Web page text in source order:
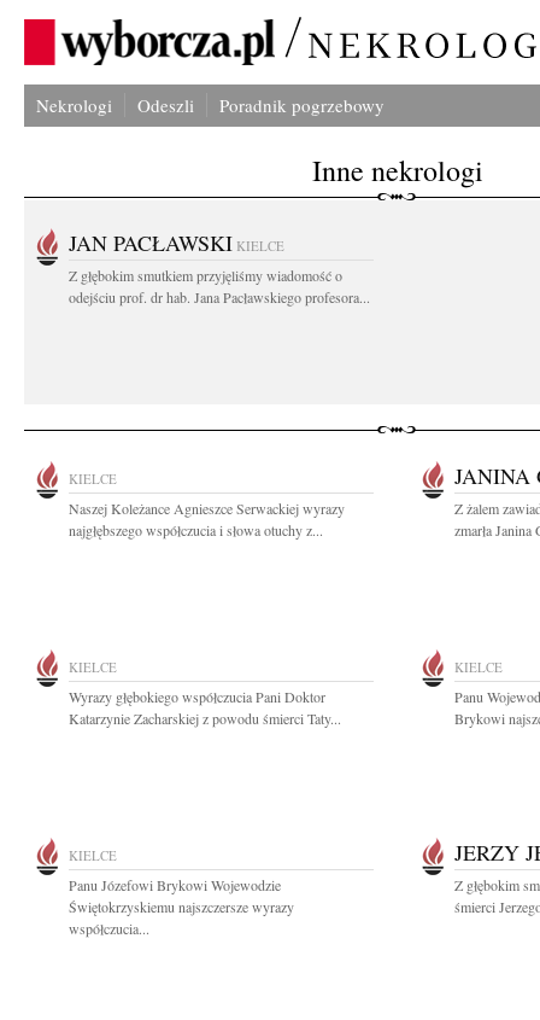
Nekrologi Odeszli Poradnik pogrzebowy
Inne nekrologi
JAN PACŁAWSKI KIELCE
Z głębokim smutkiem przyjęliśmy wiadomość o
odejściu prof. dr hab. Jana Pacławskiego profesora...
KIELCE
Naszej Koleżance Agnieszce Serwackiej wyrazy
najgłębszego współczucia i słowa otuchy z...
JANINA
Z żalem
zmarła
KIELCE
Wyrazy głębokiego współczucia Pani Doktor
Katarzynie Zacharskiej z powodu śmierci Taty...
KIELCE
Panu
Brykowi
KIELCE
Panu Józefowi Brykowi Wojewodzie
Świętokrzyskiemu najszczersze wyrazy
współczucia...
JERZY
Z głębokim
śmierci